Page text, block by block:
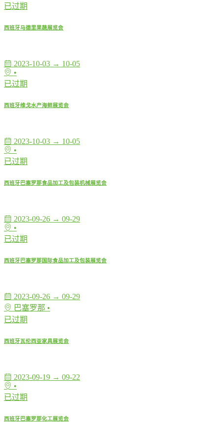
已过期
西班牙马德里果蔬展览会
2023-10-03 → 10-05
•
已过期
西班牙维戈水产海鲜展览会
2023-10-03 → 10-05
•
已过期
西班牙巴塞罗那食品加工及包装机械展览会
2023-09-26 → 09-29
•
已过期
西班牙巴塞罗那国际食品加工及包装展览会
2023-09-26 → 09-29
巴塞罗那 •
已过期
西班牙瓦伦西亚家具展览会
2023-09-19 → 09-22
•
已过期
西班牙巴塞罗那化工展览会